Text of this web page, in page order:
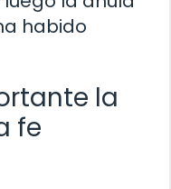
habido
la
fe